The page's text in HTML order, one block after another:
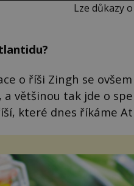
Lze důkazy
o říši Zingh se
a většinou tak jde o
které dnes říkáme